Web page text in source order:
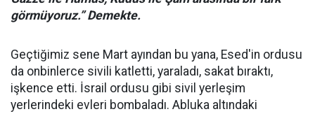
görmüyoruz.” Demekte.
Geçtiğimiz sene Mart ayından bu yana, Esed'in ordusu
da onbinlerce sivili katletti, yaraladı, sakat bıraktı,
işkence etti. İsrail ordusu gibi sivil yerleşim
yerlerindeki evleri bombaladı. Abluka altındaki